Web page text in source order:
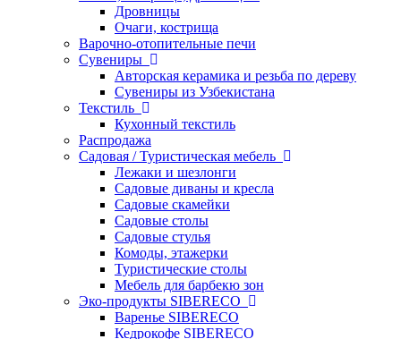
Дровницы
Очаги, кострища
Варочно-отопительные печи
Сувениры
Авторская керамика и резьба по дереву
Сувениры из Узбекистана
Текстиль
Кухонный текстиль
Распродажа
Садовая / Туристическая мебель
Лежаки и шезлонги
Садовые диваны и кресла
Садовые скамейки
Садовые столы
Садовые стулья
Комоды, этажерки
Туристические столы
Мебель для барбекю зон
Эко-продукты SIBERECO
Варенье SIBERECO
Кедрокофе SIBERECO